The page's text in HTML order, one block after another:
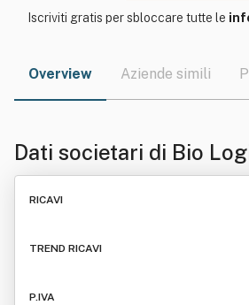
Iscriviti gratis per sbloccare tutte le
Overview Aziende simili
Dati societari di Bio
RICAVI
TREND RICAVI
P.IVA